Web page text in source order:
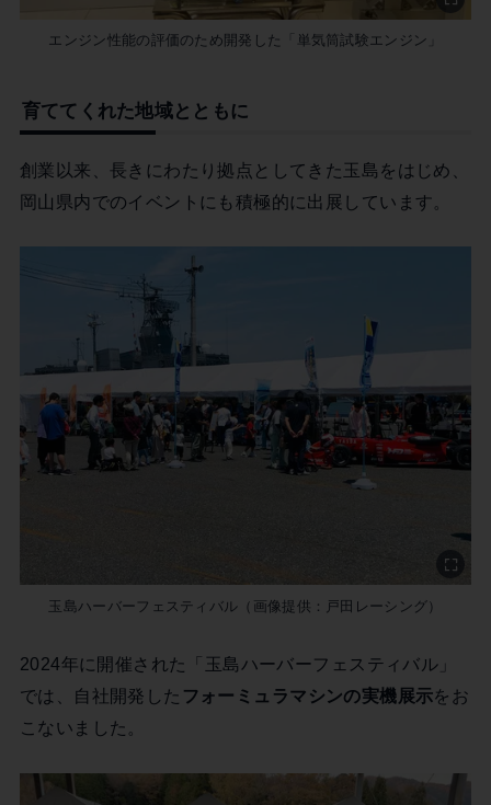
エンジン性能の評価のため開発した「単気筒試験エンジン」
育ててくれた地域とともに
創業以来、長きにわたり拠点としてきた玉島をはじめ、
岡山県内でのイベントにも積極的に出展しています。
玉島ハーバーフェスティバル（画像提供：戸田レーシング）
2024年に開催された「玉島ハーバーフェスティバル」
では、自社開発した フォーミュラマシンの実機展示をお
こないました。